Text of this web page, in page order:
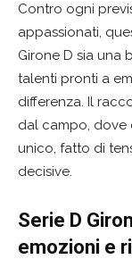
Contro ogni
appassionati,
Girone D sia una
talenti pronti a
differenza. Il
dal campo, dove
unico, fatto di
decisive.
Serie D
emozioni e